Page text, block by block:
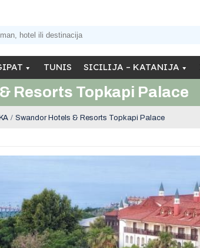
TUNIS SICILIJA – KATANIJA
Resorts Topkapi Palace
Swandor Hotels & Resorts Topkapi Palace